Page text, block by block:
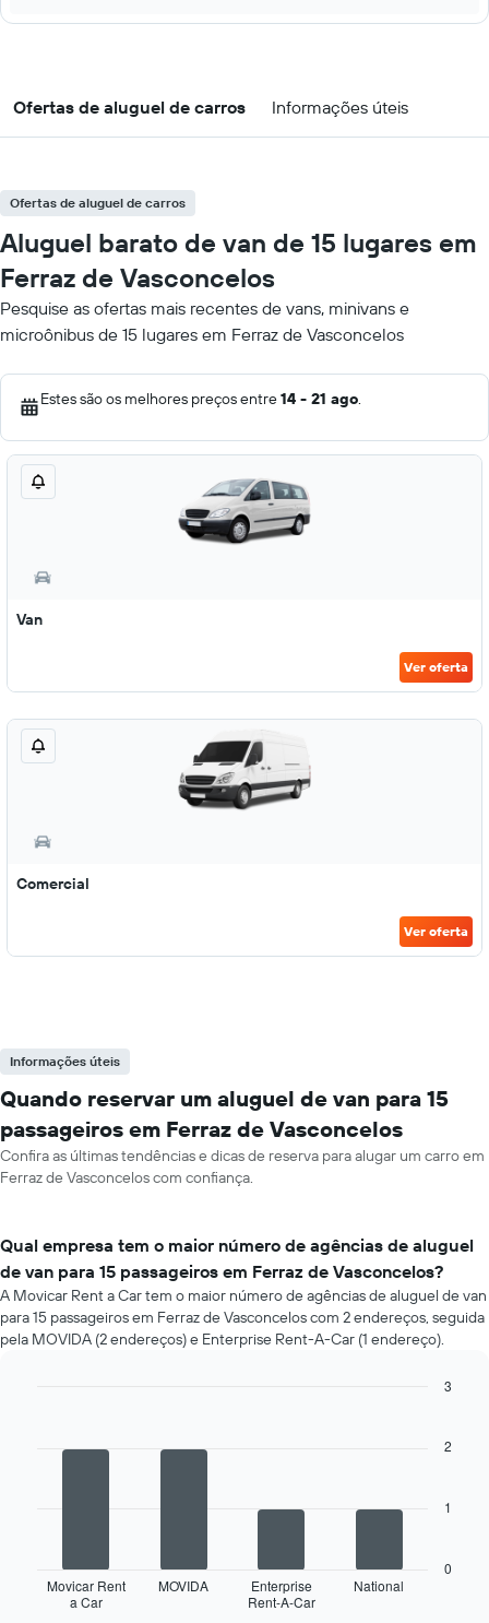
Ofertas de aluguel de carros Informações úteis
Ofertas de aluguel de carros
Aluguel barato de van de 15 lugares em
Ferraz de Vasconcelos
Pesquise as ofertas mais recentes de vans, minivans e
microônibus de 15 lugares em Ferraz de Vasconcelos
Estes são os melhores preços entre14 - 21 ago.
Van
Ver oferta
Comercial
Ver oferta
Informações úteis
Quando reservar um aluguel de van para 15
passageiros em Ferraz de Vasconcelos
Confira as últimas tendências e dicas de reserva para alugar um carro em
Ferraz de Vasconcelos com confiança.
Qual empresa tem o maior número de agências de aluguel
de van para 15 passageiros em Ferraz de Vasconcelos?
A Movicar Rent a Car tem o maior número de agências de aluguel de van
para 15 passageiros em Ferraz de Vasconcelos com 2 endereços, seguida
pela MOVIDA (2 endereços) e Enterprise Rent-A-Car (1 endereço).
seguir
Movicar Rent
a Car
MOVIDA
Enterprise
Rent-A-Car
National
0
1
2
3